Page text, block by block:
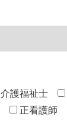
介護福祉士
正看護師